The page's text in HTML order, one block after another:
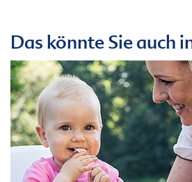
Das könnte Sie auch